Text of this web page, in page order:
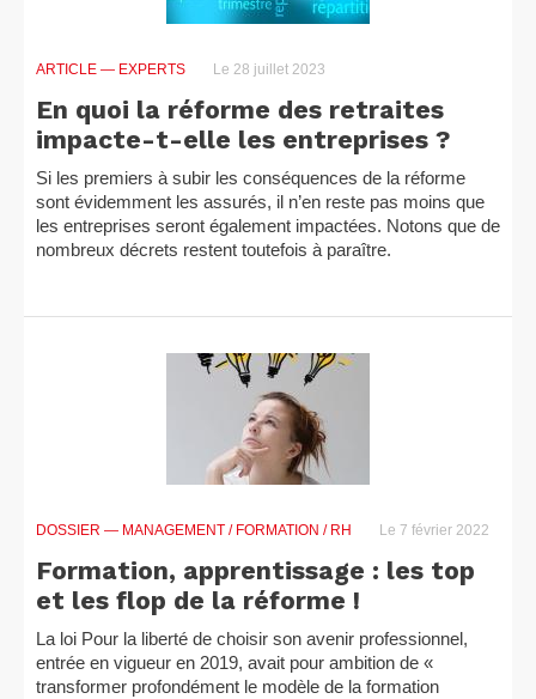
ARTICLE — EXPERTS Le 28 juillet 2023
En quoi la réforme des retraites
impacte-t-elle les entreprises ?
Si les premiers à subir les conséquences de la réforme
sont évidemment les assurés, il n’en reste pas moins que
les entreprises seront également impactées. Notons que de
nombreux décrets restent toutefois à paraître.
DOSSIER — MANAGEMENT / FORMATION / RH Le 7 février 2022
Formation, apprentissage : les top
et les flop de la réforme !
La loi Pour la liberté de choisir son avenir professionnel,
entrée en vigueur en 2019, avait pour ambition de «
transformer profondément le modèle de la formation